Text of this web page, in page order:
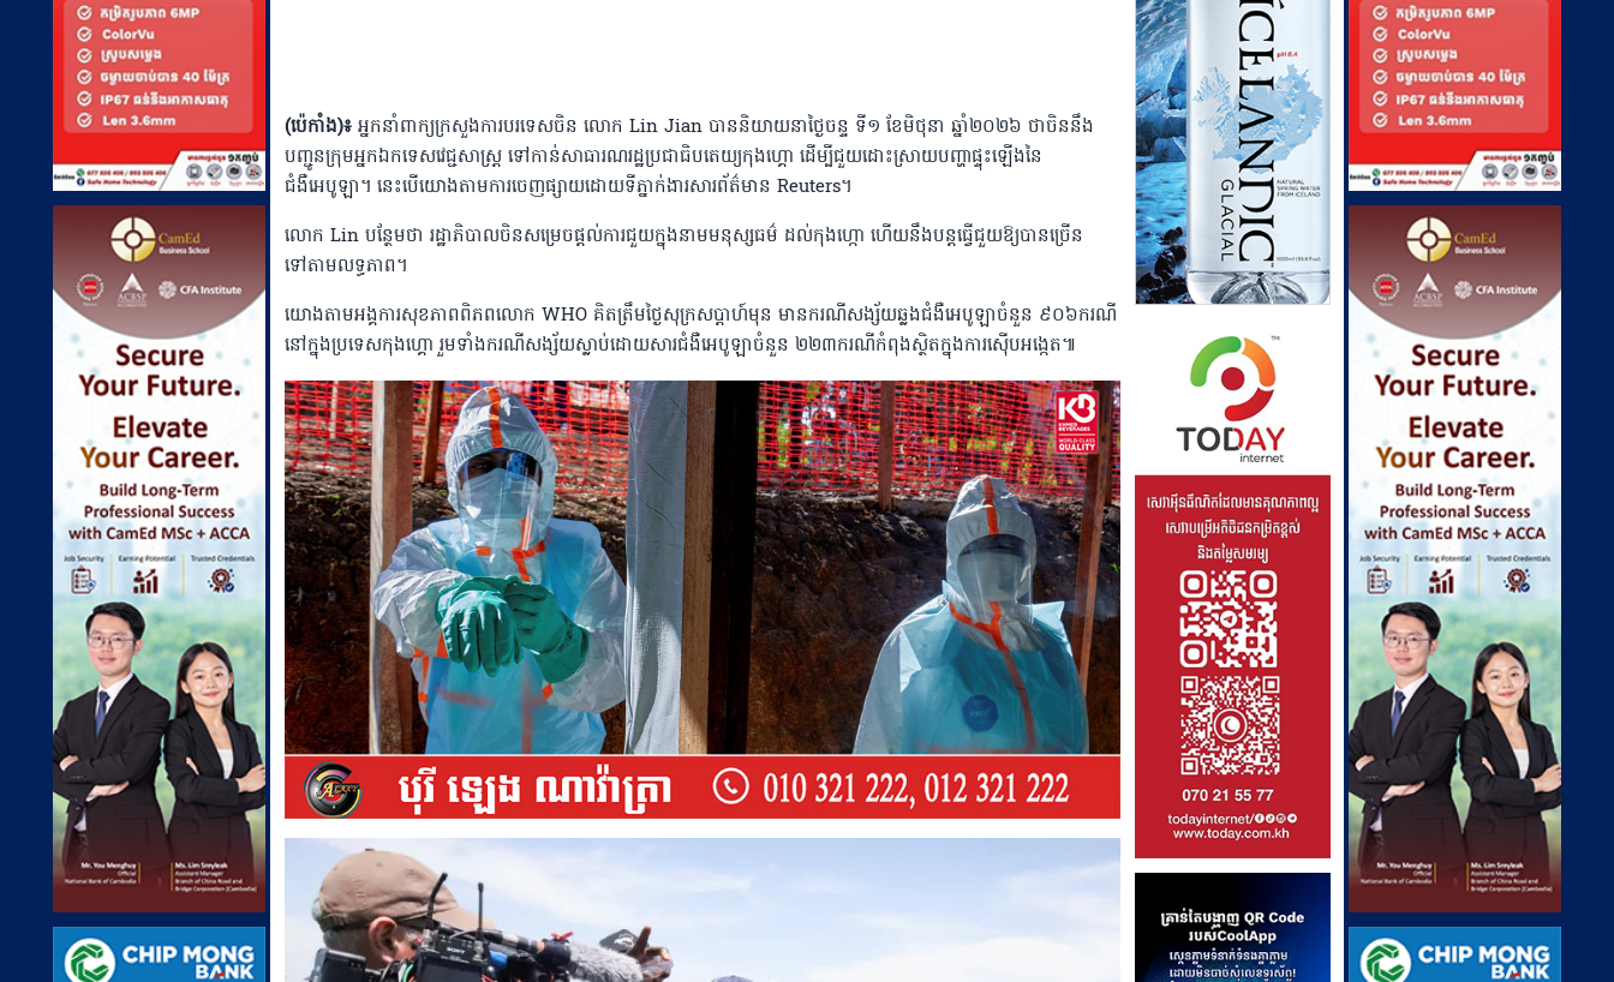
(ប៉េកាំង)៖អ្នកនាំពាក្យក្រសួងការបរទេសចិន លោក Lin Jian បាននិយាយនាថ្ងៃចន្ទ ទី១ ខែមិថុនា ឆ្នាំ២០២៦ ថាចិននឹង
បញ្ជូនក្រុមអ្នកឯកទេសវេជ្ជសាស្ត្រ ទៅកាន់សាធារណរដ្ឋប្រជាធិបតេយ្យកុងហ្គោ ដើម្បីជួយដោះស្រាយបញ្ហាផ្ទុះឡើងនៃ
ជំងឺអេបូឡា។ នេះបើយោងតាមការចេញផ្សាយដោយទីភ្នាក់ងារសារព័ត៌មាន Reuters។
លោក Lin បន្ថែមថា រដ្ឋាភិបាលចិនសម្រេចផ្តល់ការជួយក្នុងនាមមនុស្សធម៌ ដល់កុងហ្កោ ហើយនឹងបន្តធ្វើជួយឱ្យបានច្រើន
ទៅតាមលទ្ធភាព។
យោងតាមអង្គការសុខភាពពិភពលោក WHO គិតត្រឹមថ្ងៃសុក្រសប្តាហ៍មុន មានករណីសង្ស័យឆ្លងជំងឺអេបូឡាចំនួន ៩០៦ករណី
នៅក្នុងប្រទេសកុងហ្គោ រួមទាំងករណីសង្ស័យស្លាប់ដោយសារជំងឺអេបូឡាចំនួន ២២៣ករណីកំពុងស្ថិតក្នុងការស៉ើបអង្កេត៕